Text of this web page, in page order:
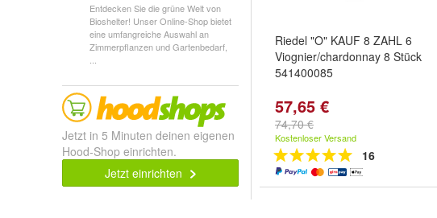
Entdecken Sie die grüne Welt von
Bioshelter! Unser Online-Shop bietet
eine umfangreiche Auswahl an
Zimmerpflanzen und Gartenbedarf,
Jetzt in 5 Minuten deinen eigenen
Hood-Shop einrichten.
Jetzt einrichten
Riedel "O" KAUF 8 ZAHL 6
Viognier/chardonnay 8 Stück
541400085
57,65 €
74,70 €
Kostenloser Versand
16